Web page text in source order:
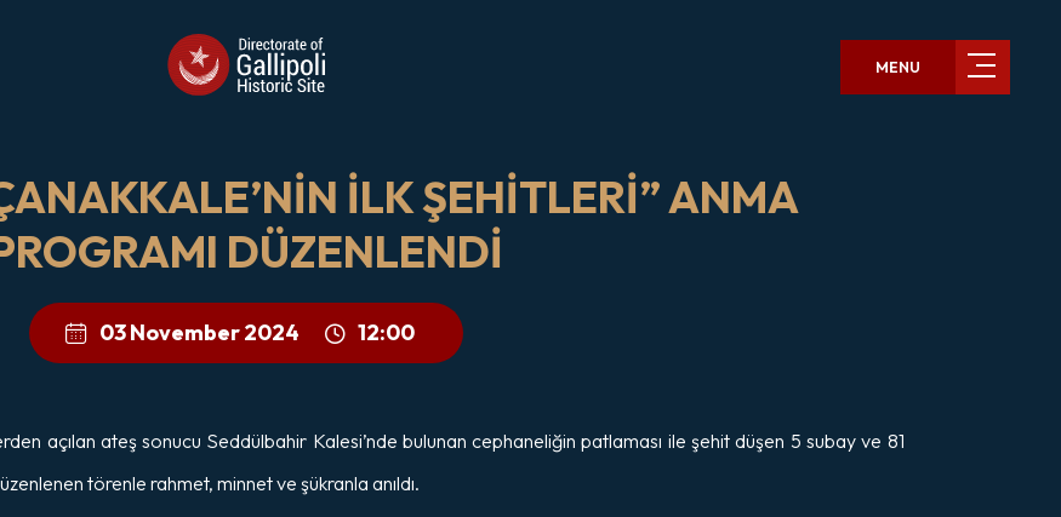
MENU
İLK ŞEHİTLERİ” ANMA
DÜZENLENDİ
03 November 2024 12:00
açılan ateş sonucu Seddülbahir Kalesi’nde bulunan cephaneliğin patlaması ile şehit düşen 5 subay ve 81
törenle rahmet, minnet ve şükranla anıldı.